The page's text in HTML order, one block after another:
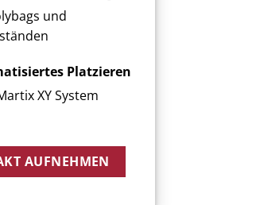
und
Platzieren
XY System
AUFNEHMEN